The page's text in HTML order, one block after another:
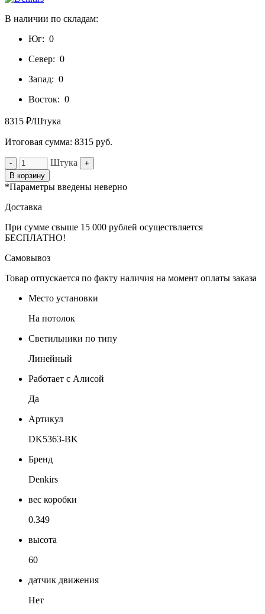
В наличии по складам:
Юг: 0
Север: 0
Запад: 0
Восток: 0
8315 ₽/Штука
Итоговая сумма: 8315 руб.
- Штука
+
В корзину
*Параметры введены неверно
Доставка
При сумме свыше 15 000 рублей осуществляется
БЕСПЛАТНО!
Самовывоз
Товар отпускается по факту наличия на момент оплаты заказа
Место установки
На потолок
Светильники по типу
Линейный
Работает с Алисой
Да
Артикул
DK5363-BK
Бренд
Denkirs
вес коробки
0.349
высота
60
датчик движения
Нет